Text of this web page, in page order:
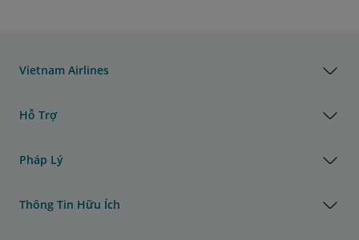
Vietnam Airlines
Hỗ Trợ
Pháp Lý
Thông Tin Hữu Ích